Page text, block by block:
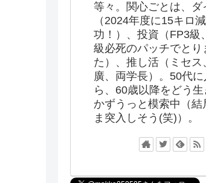
等々。関心ごとは、ダ
（2024年度に15キロ
功！）、投資（FP3級
級必死のパッチでとり
た）、推し活（ミセス
廣、両学長）。50代
ら、60歳以降をどう生
かずうっと模索中（結
ま突入しそう(笑)）。